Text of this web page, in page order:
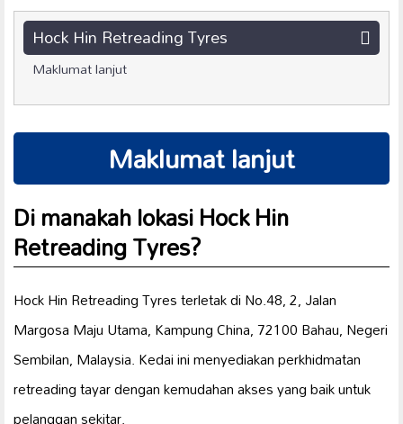
Hock Hin Retreading Tyres
Maklumat lanjut
Maklumat lanjut
Di manakah lokasi Hock Hin
Retreading Tyres?
Hock Hin Retreading Tyres terletak di No.48, 2, Jalan
Margosa Maju Utama, Kampung China, 72100 Bahau, Negeri
Sembilan, Malaysia. Kedai ini menyediakan perkhidmatan
retreading tayar dengan kemudahan akses yang baik untuk